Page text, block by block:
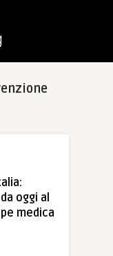
oggi al
medica